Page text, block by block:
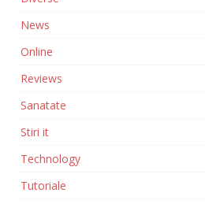
News
Online
Reviews
Sanatate
Stiri it
Technology
Tutoriale